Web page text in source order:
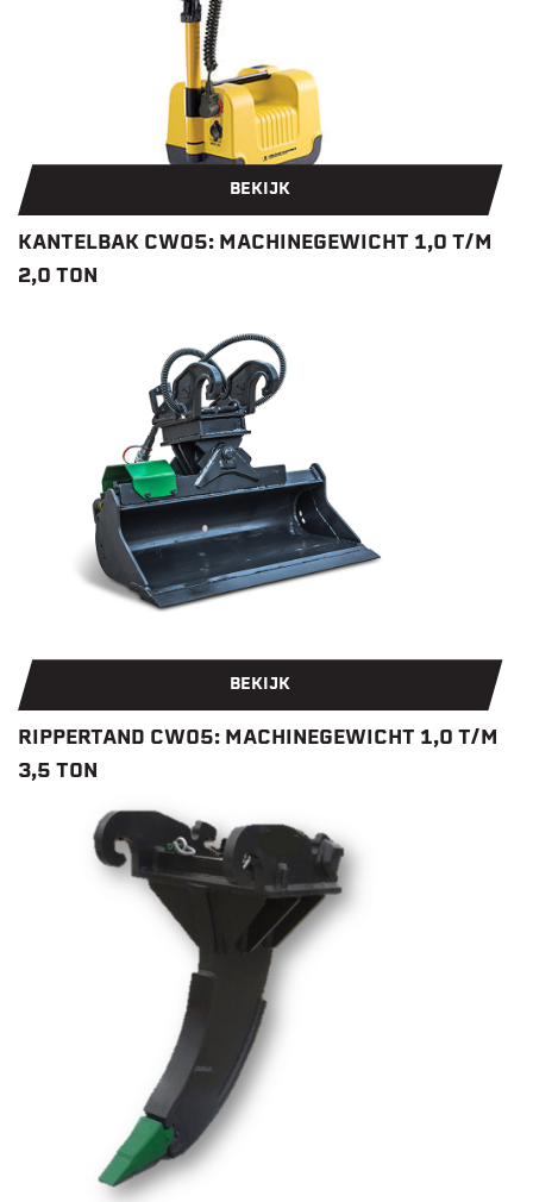
BEKIJK
KANTELBAK CW05: MACHINEGEWICHT 1,0 T/M
2,0 TON
BEKIJK
RIPPERTAND CW05: MACHINEGEWICHT 1,0 T/M
3,5 TON